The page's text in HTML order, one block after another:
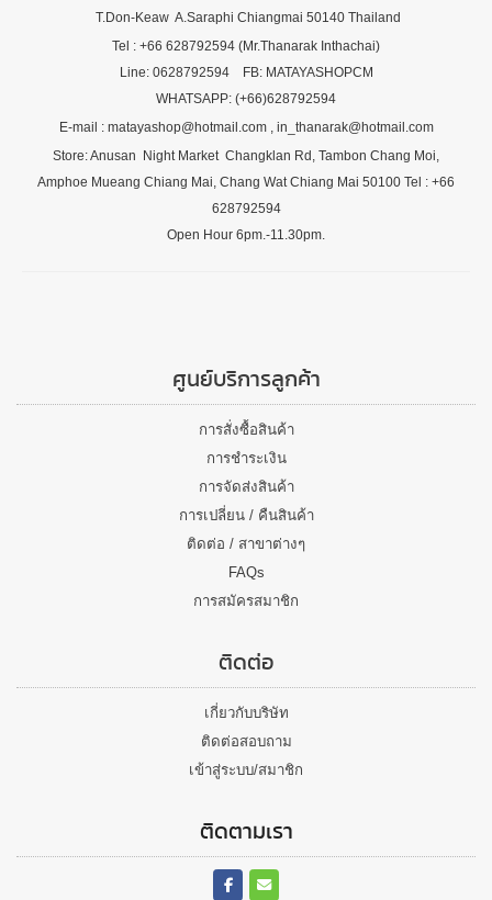
T.Don-Keaw A.Saraphi Chiangmai 50140 Thailand
Tel : +66 628792594 (Mr.Thanarak Inthachai)
Line: 0628792594 FB: MATAYASHOPCM
WHATSAPP: (+66)628792594
E-mail : matayashop@hotmail.com , in_thanarak@hotmail.com
Store: Anusan Night Market Changklan Rd, Tambon Chang Moi,
Amphoe Mueang Chiang Mai, Chang Wat Chiang Mai 50100 Tel : +66
628792594
Open Hour 6pm.-11.30pm.
ศูนย์บริการลูกค้า
การสั่งซื้อสินค้า
การชำระเงิน
การจัดส่งสินค้า
การเปลี่ยน / คืนสินค้า
ติดต่อ / สาขาต่างๆ
FAQs
การสมัครสมาชิก
ติดต่อ
เกี่ยวกับบริษัท
ติดต่อสอบถาม
เข้าสู่ระบบ/สมาชิก
ติดตามเรา